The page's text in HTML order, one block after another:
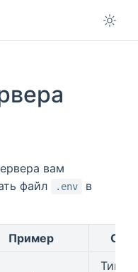
вам
файл
.env
в
Пример
Тип